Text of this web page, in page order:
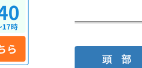
頭 部